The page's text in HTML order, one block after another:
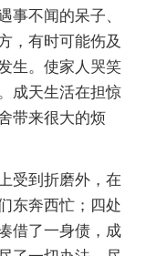
事不闻的呆子、
，有时可能伤及
生。使家人哭笑
成天生活在担惊
带来很大的烦
到折磨外，在
东奔西忙；四处
借了一身债，成